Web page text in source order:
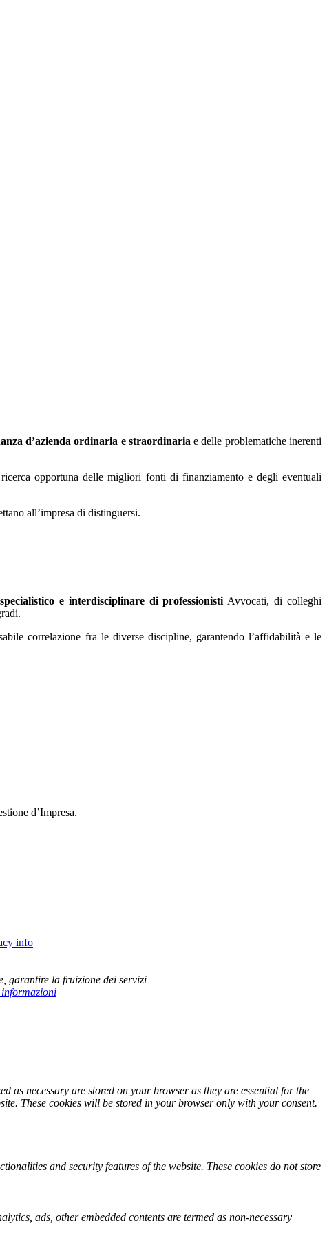
d’azienda ordinaria e straordinaria e delle problematiche inerenti
opportuna delle migliori fonti di finanziamento e degli eventuali
all’impresa di distinguersi.
e interdisciplinare di professionisti Avvocati, di colleghi
correlazione fra le diverse discipline, garantendo l’affidabilità e le
d’Impresa.
info
garantire la fruizione dei servizi
as necessary are stored on your browser as they are essential for the
These cookies will be stored in your browser only with your consent.
and security features of the website. These cookies do not store
ads, other embedded contents are termed as non-necessary